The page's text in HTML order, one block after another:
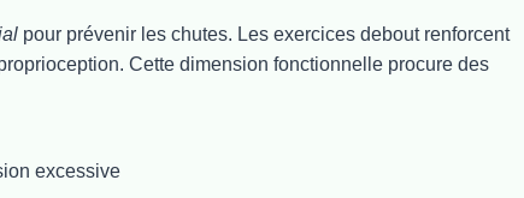
pour prévenir les chutes. Les exercices debout renforcent
Cette dimension fonctionnelle procure des
excessive